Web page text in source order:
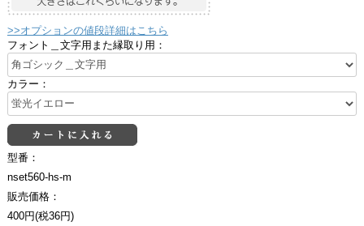
>>オプションの値段詳細はこちら
フォント＿文字用また縁取り用：
カラー：
型番：
nset560-hs-m
販売価格：
400円(税36円)